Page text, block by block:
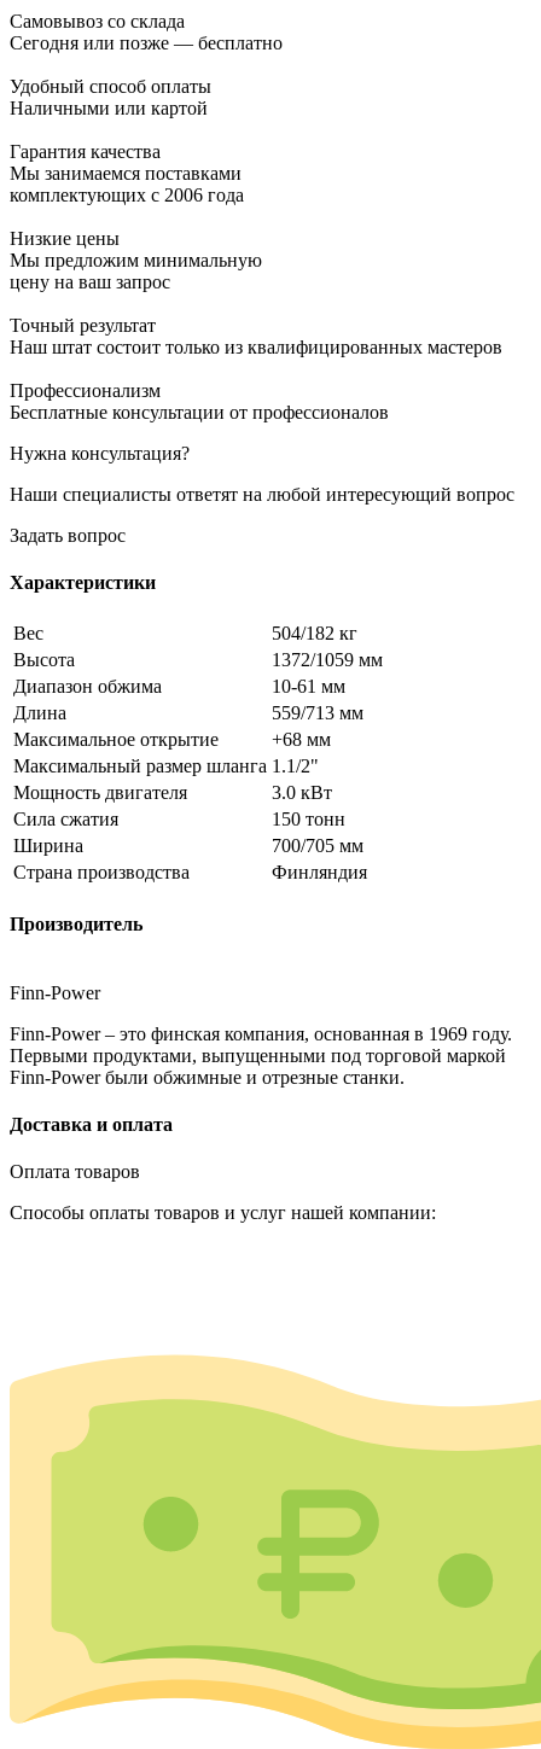
Самовывоз со склада
Сегодня или позже — бесплатно
Удобный способ оплаты
Наличными или картой
Гарантия качества
Мы занимаемся поставками
комплектующих с 2006 года
Низкие цены
Мы предложим минимальную
цену на ваш запрос
Точный результат
Наш штат состоит только из квалифицированных мастеров
Профессионализм
Бесплатные консультации от профессионалов
Нужна консультация?
Наши специалисты ответят на любой интересующий вопрос
Задать вопрос
Характеристики
Вес
504/182 кг
Высота
1372/1059 мм
Диапазон обжима
10-61 мм
Длина
559/713 мм
Максимальное открытие
+68 мм
Максимальный размер шланга 1.1/2"
Мощность двигателя
3.0 кВт
Сила сжатия
150 тонн
Ширина
700/705 мм
Страна производства
Финляндия
Производитель
Finn-Power
Finn-Power – это финская компания, основанная в 1969 году.
Первыми продуктами, выпущенными под торговой маркой
Finn-Power были обжимные и отрезные станки.
Доставка и оплата
Оплата товаров
Способы оплаты товаров и услуг нашей компании: